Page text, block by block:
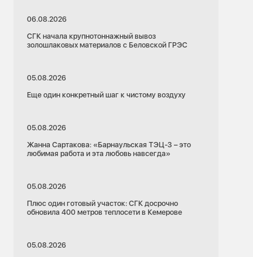
06.08.2026
СГК начала крупнотоннажный вывоз
золошлаковых материалов с Беловской ГРЭС
05.08.2026
Еще один конкретный шаг к чистому воздуху
05.08.2026
Жанна Сартакова: «Барнаульская ТЭЦ-3 – это
любимая работа и эта любовь навсегда»
05.08.2026
Плюс один готовый участок: СГК досрочно
обновила 400 метров теплосети в Кемерове
05.08.2026